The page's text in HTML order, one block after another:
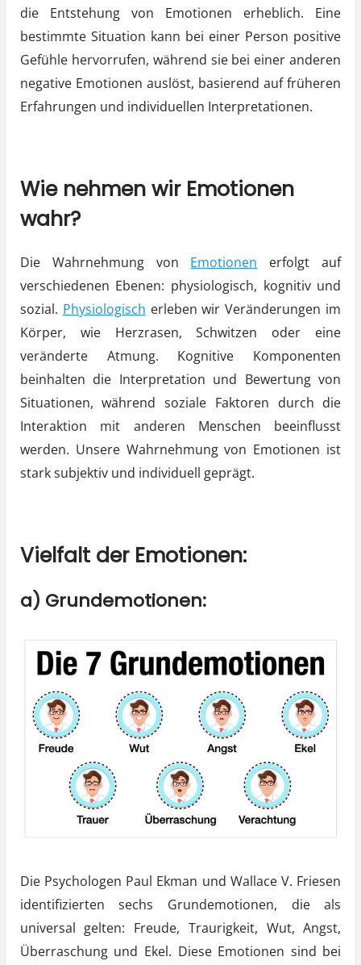
die Entstehung von Emotionen erheblich. Eine
bestimmte Situation kann bei einer Person positive
Gefühle hervorrufen, während sie bei einer anderen
negative Emotionen auslöst, basierend auf früheren
Erfahrungen und individuellen Interpretationen.
Wie nehmen wir Emotionen
wahr?
Die Wahrnehmung von Emotionen erfolgt auf
verschiedenen Ebenen: physiologisch, kognitiv und
sozial. Physiologisch erleben wir Veränderungen im
Körper, wie Herzrasen, Schwitzen oder eine
veränderte Atmung. Kognitive Komponenten
beinhalten die Interpretation und Bewertung von
Situationen, während soziale Faktoren durch die
Interaktion mit anderen Menschen beeinflusst
werden. Unsere Wahrnehmung von Emotionen ist
stark subjektiv und individuell geprägt.
Vielfalt der Emotionen:
a) Grundemotionen:
Die Psychologen Paul Ekman und Wallace V. Friesen
identifizierten sechs Grundemotionen, die als
universal gelten: Freude, Traurigkeit, Wut, Angst,
Überraschung und Ekel. Diese Emotionen sind bei